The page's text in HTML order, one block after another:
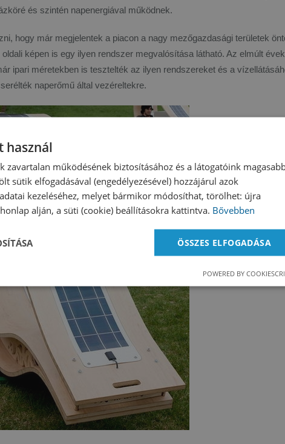
és szintén napenergiával működnek.
hogy már megjelentek a piacon a nagy mezőgazdasági területek
oldali képen is egy ilyen rendszer megvalósítása látható. Az elmúlt
ipari méretekben is tesztelték az ilyen rendszereket és a
naperőmű által vezéreltekre.
használ
zavartalan működésének biztosításához és a látogatóink
sütik elfogadásával (engedélyezésével) hozzájárul azok
kezeléséhez, melyet bármikor módosíthat, törölhet: újra
alján, a süti (cookie) beállításokra kattintva. Bővebben
ÖSSZES ELFOGADÁSA
POWERED BY